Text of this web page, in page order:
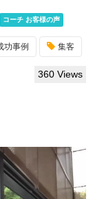
コーチ お客様の声
功事例 集客
360 Views